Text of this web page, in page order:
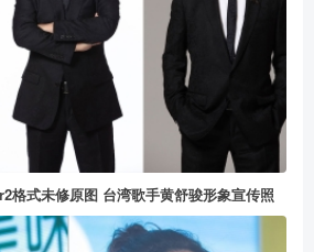
格式未修原图 台湾歌手黄舒骏形象宣传照